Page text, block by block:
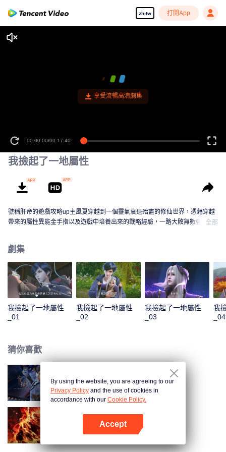
zh-tw 打開App
享受流暢高清劇集
00:00:00/00:17:40
我撿起了一地屬性
號稱肝帝的遊戲攻略up主風夏穿越到一個靈氣衰退殆盡的修仙世界，憑藉穿越
帶來的屬性異能金手指以及遊戲中培養出來的戰略經驗，一路大敗無數強敵，
的迫害，並復甦了玄元世界的天地靈氣；玄元世界靈氣復甦後，界外勢力將玄
元世界視為一塊肥肉，開始搶奪。為保此界安寧，風夏與塵海老祖攜手弒神，
守護住了世界和平；但塵海老祖卻因此不幸身逝，為找到使塵海老祖復生的辦
法，風夏最終踏上了成神之路。
全部
劇集
我撿起了一地屬性
_01
我撿起了一地屬性
_02
我撿起了一地屬性
_03
我
_04
猜你喜歡
卡徒
大猿魂
By using the website, you are agreeing to our
Privacy Policy and the use of cookies in
accordance with our Cookie Policy.
Accept